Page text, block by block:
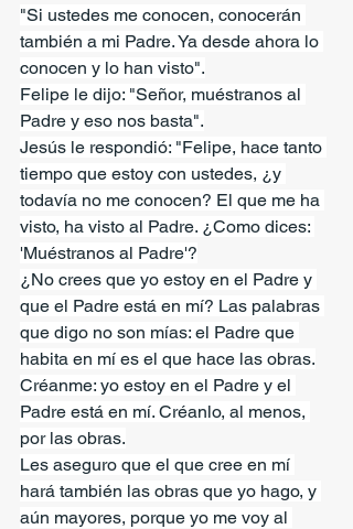
"Si ustedes me conocen, conocerán
también a mi Padre. Ya desde ahora lo
conocen y lo han visto".
Felipe le dijo: "Señor, muéstranos al
Padre y eso nos basta".
Jesús le respondió: "Felipe, hace tanto
tiempo que estoy con ustedes, ¿y
todavía no me conocen? El que me ha
visto, ha visto al Padre. ¿Como dices:
'Muéstranos al Padre'?
¿No crees que yo estoy en el Padre y
que el Padre está en mí? Las palabras
que digo no son mías: el Padre que
habita en mí es el que hace las obras.
Créanme: yo estoy en el Padre y el
Padre está en mí. Créanlo, al menos,
por las obras.
Les aseguro que el que cree en mí
hará también las obras que yo hago, y
aún mayores, porque yo me voy al